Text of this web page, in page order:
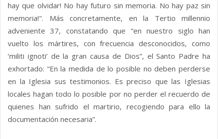
hay que olvidar! No hay futuro sin memoria. No hay paz sin
memoria!". Más concretamente, en la Tertio millennio
adveniente 37, constatando que “en nuestro siglo han
vuelto los mártires, con frecuencia desconocidos, como
‘militi ignoti’ de la gran causa de Dios”, el Santo Padre ha
exhortado: “En la medida de lo posible no deben perderse
en la Iglesia sus testimonios. Es preciso que las Iglesias
locales hagan todo lo posible por no perder el recuerdo de
quienes han sufrido el martirio, recogiendo para ello la
documentación necesaria”.